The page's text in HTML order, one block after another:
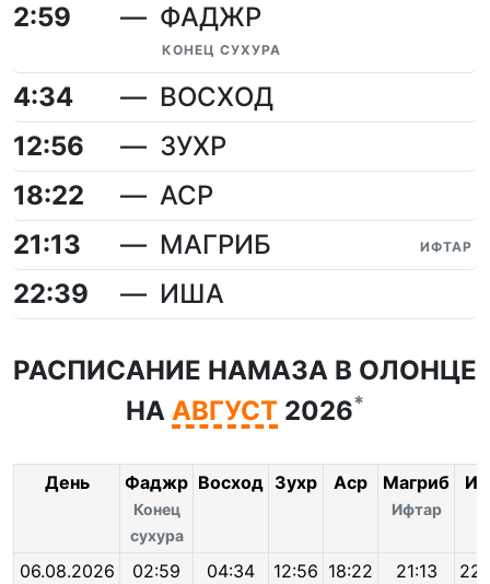
2:59 ФАДЖР
КОНЕЦ СУХУРА
4:34
ВОСХОД
12:56
ЗУХР
18:22
АСР
21:13
МАГРИБ ИФТАР
22:39 ИША
РАСПИСАНИЕ НАМАЗА В ОЛОНЦЕ
НА АВГУСТ 2026*
День Фаджр
Конец
сухура
Восход Зухр Аср Магриб
Ифтар
06.08.2026 02:59 04:34 12:56 18:22 21:13